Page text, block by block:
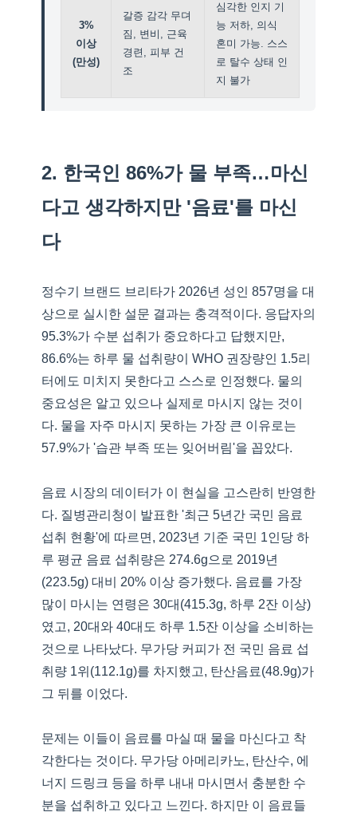
3%
이상
(만성)
갈증 감각 무뎌
짐, 변비, 근육
경련, 피부 건
조
심각한 인지 기
능 저하, 의식
혼미 가능. 스스
로 탈수 상태 인
지 불가
2. 한국인 86%가 물 부족…마신
다고 생각하지만 '음료'를 마신
다
정수기 브랜드 브리타가 2026년 성인 857명을 대
상으로 실시한 설문 결과는 충격적이다. 응답자의
95.3%가 수분 섭취가 중요하다고 답했지만,
86.6%는 하루 물 섭취량이 WHO 권장량인 1.5리
터에도 미치지 못한다고 스스로 인정했다. 물의
중요성은 알고 있으나 실제로 마시지 않는 것이
다. 물을 자주 마시지 못하는 가장 큰 이유로는
57.9%가 '습관 부족 또는 잊어버림'을 꼽았다.
음료 시장의 데이터가 이 현실을 고스란히 반영한
다. 질병관리청이 발표한 '최근 5년간 국민 음료
섭취 현황'에 따르면, 2023년 기준 국민 1인당 하
루 평균 음료 섭취량은 274.6g으로 2019년
(223.5g) 대비 20% 이상 증가했다. 음료를 가장
많이 마시는 연령은 30대(415.3g, 하루 2잔 이상)
였고, 20대와 40대도 하루 1.5잔 이상을 소비하는
것으로 나타났다. 무가당 커피가 전 국민 음료 섭
취량 1위(112.1g)를 차지했고, 탄산음료(48.9g)가
그 뒤를 이었다.
문제는 이들이 음료를 마실 때 물을 마신다고 착
각한다는 것이다. 무가당 아메리카노, 탄산수, 에
너지 드링크 등을 하루 내내 마시면서 충분한 수
분을 섭취하고 있다고 느낀다. 하지만 이 음료들